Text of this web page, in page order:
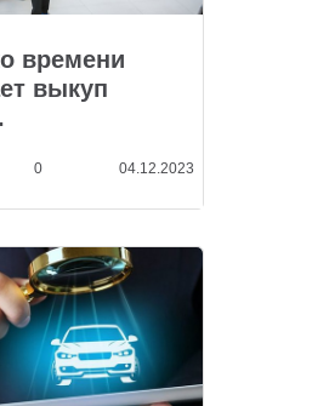
времени
выкуп
0 04.12.2023